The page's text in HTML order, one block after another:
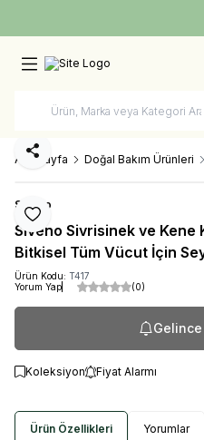
Ana Sayfa Doğal Bakım Ürünleri
Favoriye Ekle
Paylaş
Siveno
Siveno Sivrisinek ve Kene
Bitkisel Tüm Vücut İçin
Ürün Kodu: T417
Yorum Yap
(0)
Koleksiyon Fiyat Alarmı
Ürün Özellikleri Yorumlar